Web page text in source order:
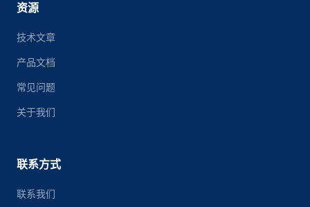
资源
技术文章
产品文档
常见问题
关于我们
联系方式
联系我们